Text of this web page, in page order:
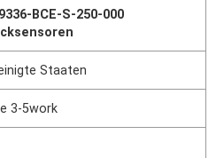
BCE-S-250-000
Staaten
3-5work